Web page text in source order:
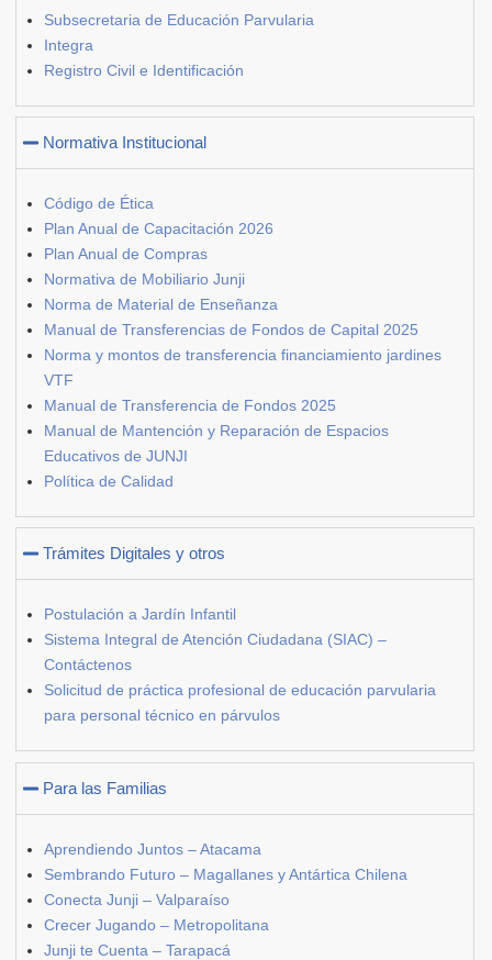
Subsecretaria de Educación Parvularia
Integra
Registro Civil e Identificación
Normativa Institucional
Código de Ética
Plan Anual de Capacitación 2026
Plan Anual de Compras
Normativa de Mobiliario Junji
Norma de Material de Enseñanza
Manual de Transferencias de Fondos de Capital 2025
Norma y montos de transferencia financiamiento jardines
VTF
Manual de Transferencia de Fondos 2025
Manual de Mantención y Reparación de Espacios
Educativos de JUNJI
Política de Calidad
Trámites Digitales y otros
Postulación a Jardín Infantil
Sistema Integral de Atención Ciudadana (SIAC) –
Contáctenos
Solicitud de práctica profesional de educación parvularia
para personal técnico en párvulos
Para las Familias
Aprendiendo Juntos – Atacama
Sembrando Futuro – Magallanes y Antártica Chilena
Conecta Junji – Valparaíso
Crecer Jugando – Metropolitana
Junji te Cuenta – Tarapacá